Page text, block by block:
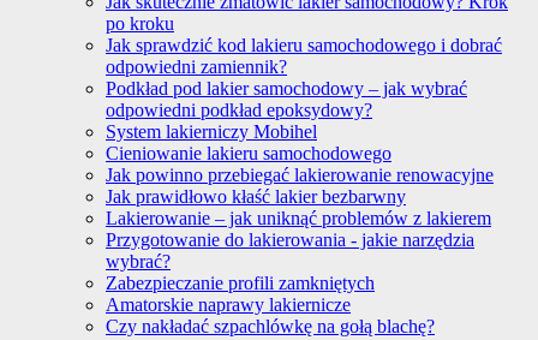
po kroku
Jak sprawdzić kod lakieru samochodowego i dobrać
odpowiedni zamiennik?
Podkład pod lakier samochodowy – jak wybrać
odpowiedni podkład epoksydowy?
System lakierniczy Mobihel
Cieniowanie lakieru samochodowego
Jak powinno przebiegać lakierowanie renowacyjne
Jak prawidłowo kłaść lakier bezbarwny
Lakierowanie – jak uniknąć problemów z lakierem
Przygotowanie do lakierowania - jakie narzędzia
wybrać?
Zabezpieczanie profili zamkniętych
Amatorskie naprawy lakiernicze
Czy nakładać szpachlówkę na gołą blachę?